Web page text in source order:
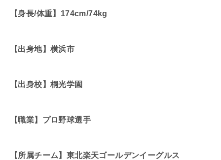
【身長/体重】174cm/74kg
【出身地】横浜市
【出身校】桐光学園
【職業】プロ野球選手
【所属チーム】東北楽天ゴールデンイーグルス